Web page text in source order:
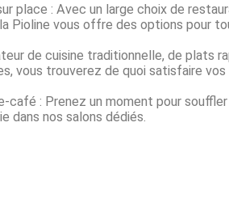
place : Avec un large choix de
Pioline vous offre des options pour
de cuisine traditionnelle, de plats
vous trouverez de quoi satisfaire vos
café : Prenez un moment pour
dans nos salons dédiés.